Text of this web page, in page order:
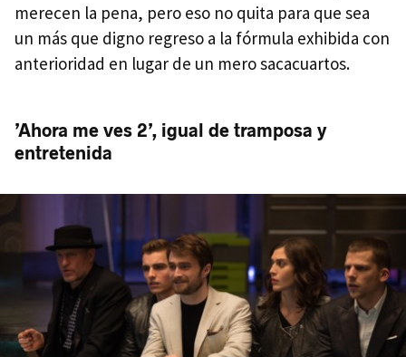
merecen la pena, pero eso no quita para que sea
un más que digno regreso a la fórmula exhibida con
anterioridad en lugar de un mero sacacuartos.
’Ahora me ves 2’, igual de tramposa y
entretenida